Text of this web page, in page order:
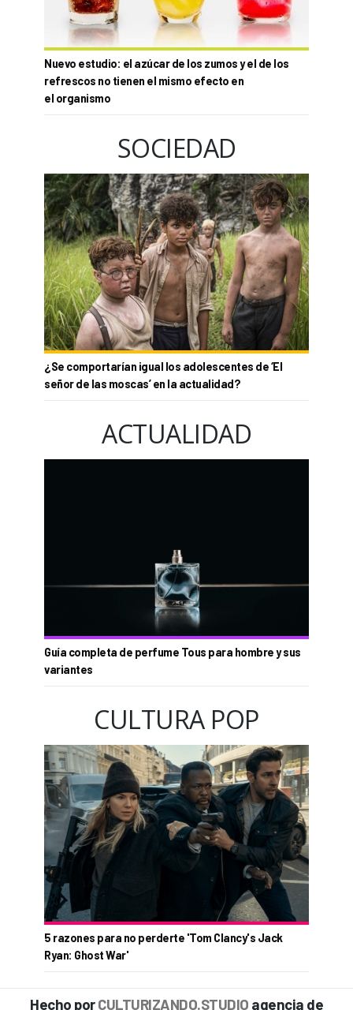
Nuevo estudio: el azúcar de los zumos y el de los
refrescos no tienen el mismo efecto en
el organismo
SOCIEDAD
¿Se comportarían igual los adolescentes de ‘El
señor de las moscas’ en la actualidad?
ACTUALIDAD
Guía completa de perfume Tous para hombre y sus
variantes
CULTURA POP
5 razones para no perderte 'Tom Clancy's Jack
Ryan: Ghost War'
Hecho porCULTURIZANDO.STUDIO agencia de